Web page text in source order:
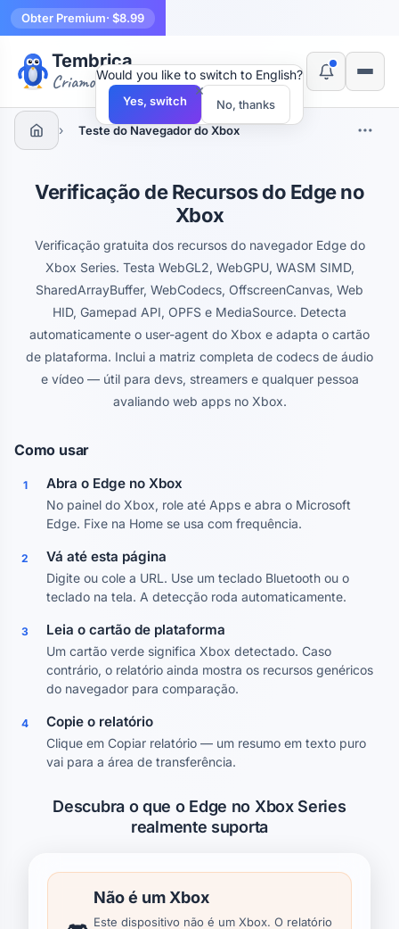
Obter Premium· $8.99
Tembrica
Criamos ferramentas
› Teste do Navegador do Xbox
Verificação de Recursos do Edge no
Xbox
Verificação gratuita dos recursos do navegador Edge do
Xbox Series. Testa WebGL2, WebGPU, WASM SIMD,
SharedArrayBuffer, WebCodecs, OffscreenCanvas, Web
HID, Gamepad API, OPFS e MediaSource. Detecta
automaticamente o user-agent do Xbox e adapta o cartão
de plataforma. Inclui a matriz completa de codecs de áudio
e vídeo — útil para devs, streamers e qualquer pessoa
avaliando web apps no Xbox.
Como usar
1 Abra o Edge no Xbox
No painel do Xbox, role até Apps e abra o Microsoft
Edge. Fixe na Home se usa com frequência.
2 Vá até esta página
Digite ou cole a URL. Use um teclado Bluetooth ou o
teclado na tela. A detecção roda automaticamente.
3 Leia o cartão de plataforma
Um cartão verde significa Xbox detectado. Caso
contrário, o relatório ainda mostra os recursos genéricos
do navegador para comparação.
4 Copie o relatório
Clique em Copiar relatório — um resumo em texto puro
vai para a área de transferência.
Descubra o que o Edge no Xbox Series
realmente suporta
Não é um Xbox
Este dispositivo não é um Xbox. O relatório
×
Would you like to switch to English?
Yes, switch No, thanks